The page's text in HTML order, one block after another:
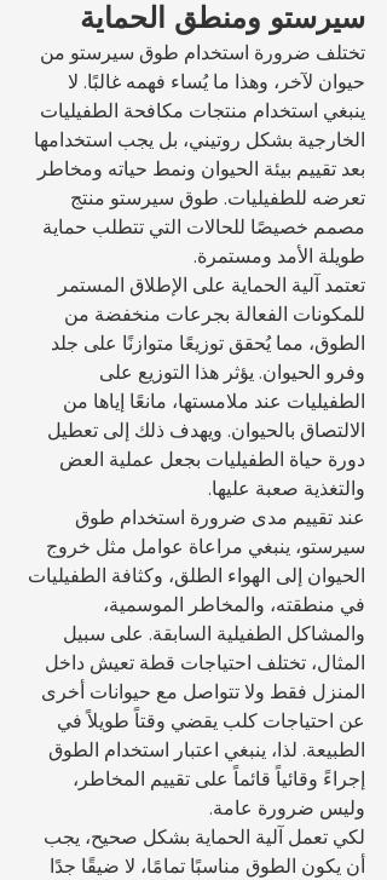
سيرستو ومنطق الحماية
تختلف ضرورة استخدام طوق سيرستو من
حيوان لآخر، وهذا ما يُساء فهمه غالبًا. لا
ينبغي استخدام منتجات مكافحة الطفيليات
الخارجية بشكل روتيني، بل يجب استخدامها
بعد تقييم بيئة الحيوان ونمط حياته ومخاطر
تعرضه للطفيليات. طوق سيرستو منتج
مصمم خصيصًا للحالات التي تتطلب حماية
طويلة الأمد ومستمرة.
تعتمد آلية الحماية على الإطلاق المستمر
للمكونات الفعالة بجرعات منخفضة من
الطوق، مما يُحقق توزيعًا متوازنًا على جلد
وفرو الحيوان. يؤثر هذا التوزيع على
الطفيليات عند ملامستها، مانعًا إياها من
الالتصاق بالحيوان. ويهدف ذلك إلى تعطيل
دورة حياة الطفيليات بجعل عملية العض
والتغذية صعبة عليها.
عند تقييم مدى ضرورة استخدام طوق
سيرستو، ينبغي مراعاة عوامل مثل خروج
الحيوان إلى الهواء الطلق، وكثافة الطفيليات
في منطقته، والمخاطر الموسمية،
والمشاكل الطفيلية السابقة. على سبيل
المثال، تختلف احتياجات قطة تعيش داخل
المنزل فقط ولا تتواصل مع حيوانات أخرى
عن احتياجات كلب يقضي وقتاً طويلاً في
الطبيعة. لذا، ينبغي اعتبار استخدام الطوق
إجراءً وقائياً قائماً على تقييم المخاطر،
وليس ضرورة عامة.
لكي تعمل آلية الحماية بشكل صحيح، يجب
أن يكون الطوق مناسبًا تمامًا، لا ضيقًا جدًا